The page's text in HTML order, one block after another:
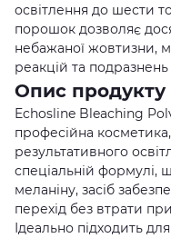
освітлення до шести
порошок дозволяє
небажаної жовтизни,
реакцій та
Опис продукту
Echosline Bleaching
професійна
результативного
спеціальній формулі,
меланіну, засіб
перехід без втрати
Ідеально підходить